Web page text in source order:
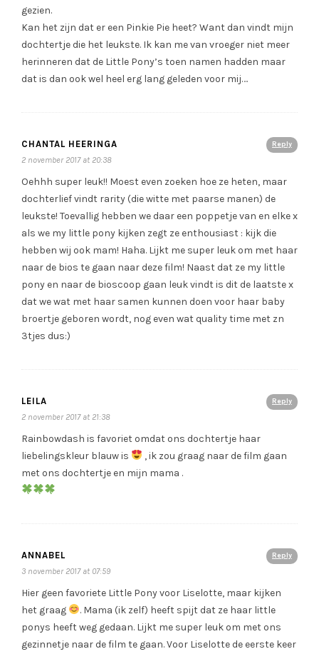
gezien.
Kan het zijn dat er een Pinkie Pie heet? Want dan vindt mijn
dochtertje die het leukste. Ik kan me van vroeger niet meer
herinneren dat de Little Pony’s toen namen hadden maar
dat is dan ook wel heel erg lang geleden voor mij….
Reply
CHANTAL HEERINGA
2 november 2017 at 20:38
Oehhh super leuk!! Moest even zoeken hoe ze heten, maar
dochterlief vindt rarity (die witte met paarse manen) de
leukste! Toevallig hebben we daar een poppetje van en elke x
als we my little pony kijken zegt ze enthousiast : kijk die
hebben wij ook mam! Haha. Lijkt me super leuk om met haar
naar de bios te gaan naar deze film! Naast dat ze my little
pony en naar de bioscoop gaan leuk vindt is dit de laatste x
dat we wat met haar samen kunnen doen voor haar baby
broertje geboren wordt, nog even wat quality time met zn
3tjes dus:)
Reply
LEILA
2 november 2017 at 21:38
Rainbowdash is favoriet omdat ons dochtertje haar
liebelingskleur blauw is
, ik zou graag naar de film gaan
met ons dochtertje en mijn mama .
Reply
ANNABEL
3 november 2017 at 07:59
Hier geen favoriete Little Pony voor Liselotte, maar kijken
het graag
. Mama (ik zelf) heeft spijt dat ze haar little
ponys heeft weg gedaan. Lijkt me super leuk om met ons
gezinnetje naar de film te gaan. Voor Liselotte de eerste keer